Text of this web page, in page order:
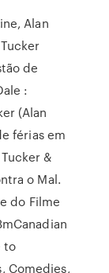
Alan
de
:
(Alan
férias em
&
o Mal.
do Filme
to
Comedies,